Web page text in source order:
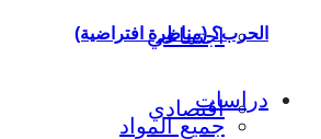
اجتماعي
اقتصادي
الحرب؟ (مناظرة افتراضية)
دراسات
جميع المواد